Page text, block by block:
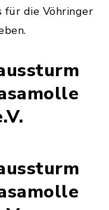
für die Vöhringer